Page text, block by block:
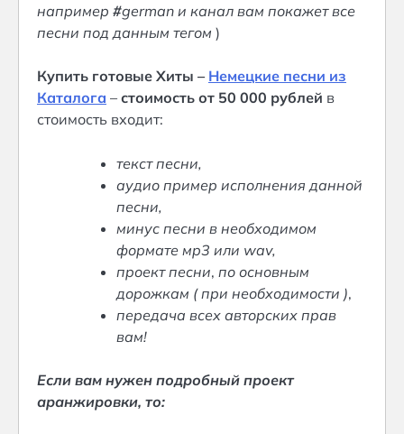
например #german и канал вам покажет все
песни под данным тегом )
Купить готовые Хиты – Немецкие песни из
Каталога – стоимость от 50 000 рублей в
стоимость входит:
текст песни,
аудио пример исполнения данной
песни,
минус песни в необходимом
формате мр3 или wav,
проект песни, по основным
дорожкам ( при необходимости ),
передача всех авторских прав
вам!
Если вам нужен подробный проект
аранжировки, то: